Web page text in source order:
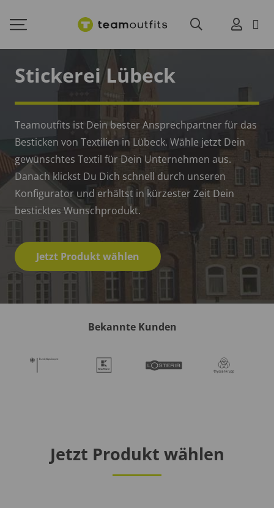
Stickerei Lübeck
Teamoutfits ist Dein bester Ansprechpartner für das
Besticken von Textilien in Lübeck. Wähle jetzt Dein
gewünschtes Textil für Dein Unternehmen aus.
Danach klickst Du Dich schnell durch unseren
Konfigurator und erhältst in kürzester Zeit Dein
besticktes Wunschprodukt.
Jetzt Produkt wählen
Bekannte Kunden
Jetzt Produkt wählen